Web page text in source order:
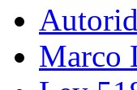
Marco